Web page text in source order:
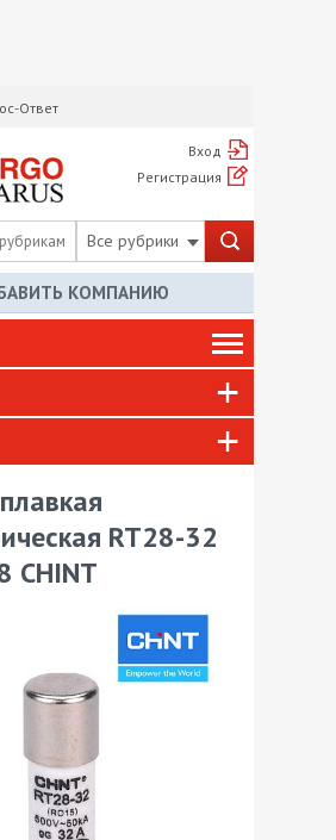
Ответ
Вход
Регистрация
Все рубрики
КОМПАНИЮ
RT28-32
CHINT